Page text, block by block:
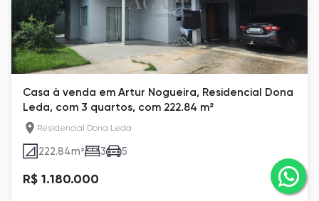
Casa à venda em Artur Nogueira, Residencial Dona
Leda, com 3 quartos, com 222.84 m²
Residencial Dona Leda
222.84m² 3 5
R$ 1.180.000